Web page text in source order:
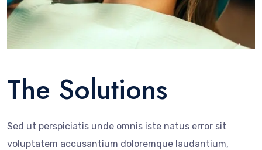
The Solutions
Sed ut perspiciatis unde omnis iste natus error sit
voluptatem accusantium doloremque laudantium,